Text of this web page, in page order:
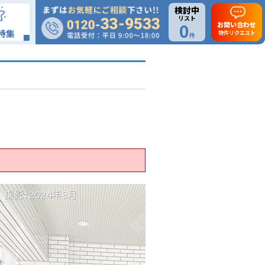
集
検討中
リスト
0件
お問い合わせ
物件リクエスト